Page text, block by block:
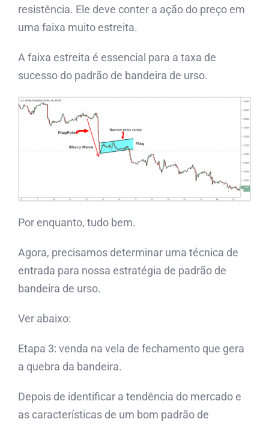
resistência. Ele deve conter a ação do preço em
uma faixa muito estreita.
A faixa estreita é essencial para a taxa de
sucesso do padrão de bandeira de urso.
Por enquanto, tudo bem.
Agora, precisamos determinar uma técnica de
entrada para nossa estratégia de padrão de
bandeira de urso.
Ver abaixo:
Etapa 3: venda na vela de fechamento que gera
a quebra da bandeira.
Depois de identificar a tendência do mercado e
as características de um bom padrão de